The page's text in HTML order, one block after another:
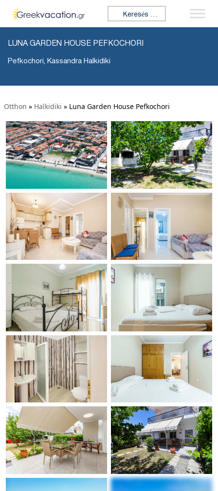
Keresés:
LUNA GARDEN HOUSE PEFKOCHORI
Pefkochori, Kassandra Halkidiki
Otthon » Halkidiki » Luna Garden House Pefkochori